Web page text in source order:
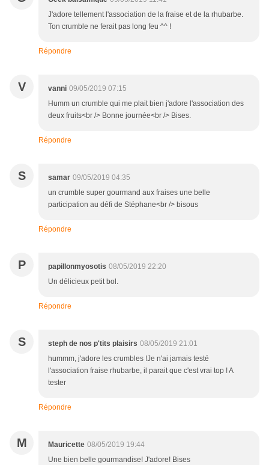
J'adore tellement l'association de la fraise et de la rhubarbe.
Ton crumble ne ferait pas long feu ^^ !
Répondre
V vanni 09/05/2019 07:15
Humm un crumble qui me plait bien j'adore l'association des
deux fruits<br /> Bonne journée<br /> Bises.
Répondre
S samar 09/05/2019 04:35
un crumble super gourmand aux fraises une belle
participation au défi de Stéphane<br /> bisous
Répondre
P papillonmyosotis 08/05/2019 22:20
Un délicieux petit bol.
Répondre
S steph de nos p'tits plaisirs 08/05/2019 21:01
hummm, j'adore les crumbles !Je n'ai jamais testé
l'association fraise rhubarbe, il parait que c'est vrai top ! A
tester
Répondre
M Mauricette 08/05/2019 19:44
Une bien belle gourmandise! J'adore! Bises